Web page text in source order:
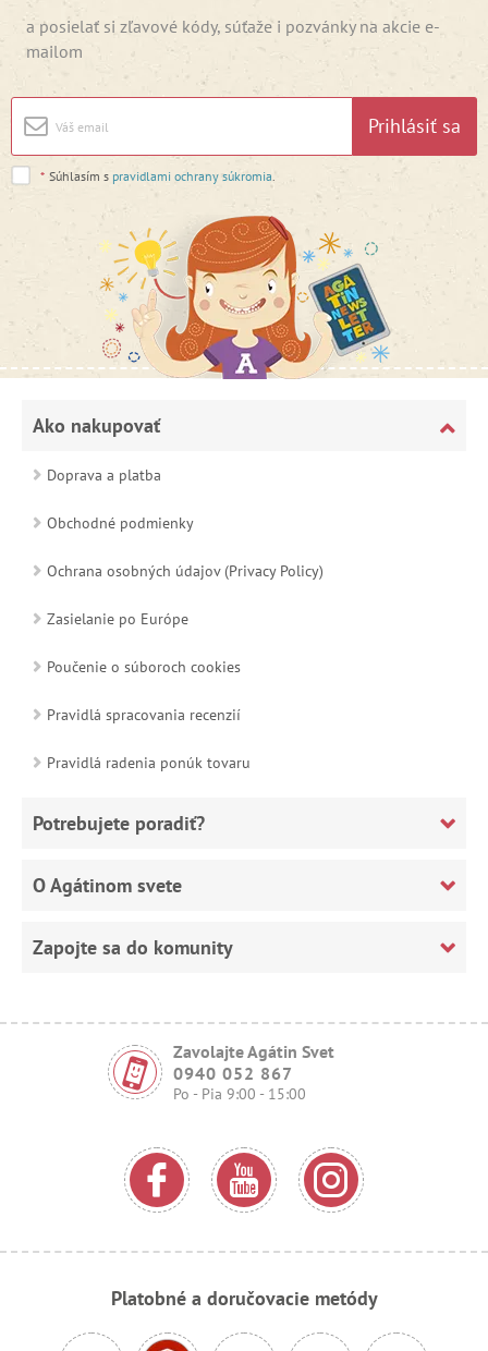
a posielať si zľavové kódy, súťaže i pozvánky na akcie e-
mailom
Prihlásiť sa
* Súhlasím s pravidlami ochrany súkromia.
Ako nakupovať
Doprava a platba
Obchodné podmienky
Ochrana osobných údajov (Privacy Policy)
Zasielanie po Európe
Poučenie o súboroch cookies
Pravidlá spracovania recenzií
Pravidlá radenia ponúk tovaru
Potrebujete poradiť?
O Agátinom svete
Zapojte sa do komunity
Zavolajte Agátin Svet
0940 052 867
Po - Pia 9:00 - 15:00
Platobné a doručovacie metódy